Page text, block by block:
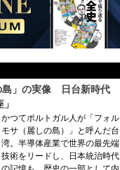
島」の実像 日台新時代
かつてポルトガル人が「フォル
モサ（麗しの島）」と呼んだ台
湾。半導体産業で世界の最先端
技術をリードし、日本統治時代